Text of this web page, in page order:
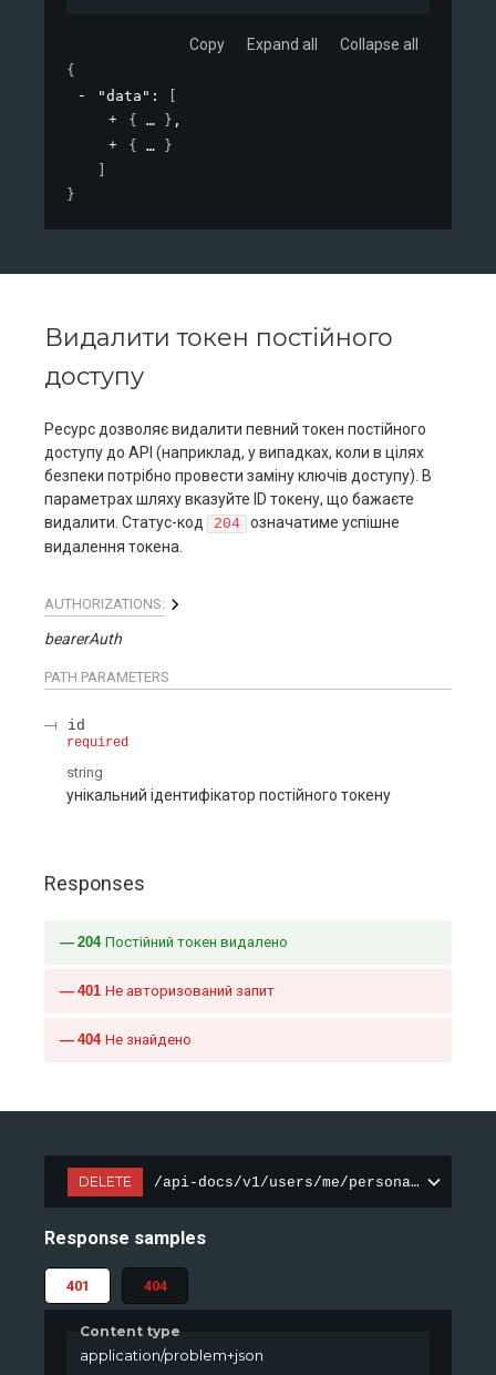
Copy Expand all Collapse all
{
"data" :
[
{
} ,
{
}
]
}
Видалити токен постійного
доступу
Ресурс дозволяє видалити певний токен постійного
доступу до АРІ (наприклад, у випадках, коли в цілях
безпеки потрібно провести заміну ключів доступу). В
параметрах шляху вказуйте ID токену, що бажаєте
видалити. Статус-код
204 означатиме успішне
видалення токена.
AUTHORIZATIONS:
bearerAuth
PATH PARAMETERS
id
required
string
унікальний ідентифікатор постійного токену
Responses
204 Постійний токен видалено
401 Не авторизований запит
404 Не знайдено
DELETE /api-docs/v1/users/me/personal-
Response samples
401 404
Content type
application/problem+json